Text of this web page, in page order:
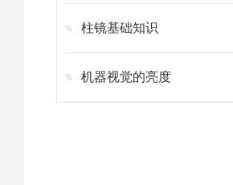
柱镜基础知识
机器视觉的亮度